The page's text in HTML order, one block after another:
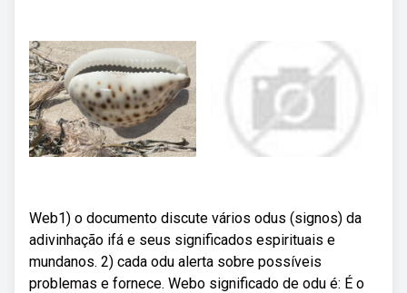
Web1) o documento discute vários odus (signos) da
adivinhação ifá e seus significados espirituais e
mundanos. 2) cada odu alerta sobre possíveis
problemas e fornece. Webo significado de odu é: É o